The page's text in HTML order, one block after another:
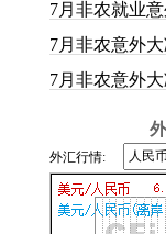
7月非农就业
7月非农意外
7月非农意外
外汇行情: